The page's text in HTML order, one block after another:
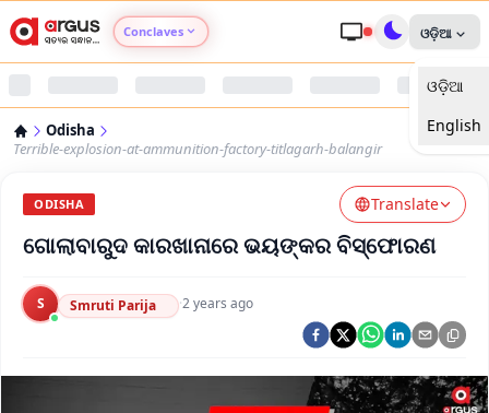
Conclaves
Argus Nari Shakti
Argus Health Connect
Argus Swaad Odisha
Argus Chalo Dekhein Apna Desh
ଓଡ଼ିଆ
ଓଡ଼ିଆ
English
Odisha
Terrible-explosion-at-ammunition-factory-titlagarh-balangir
ODISHA Translate
ଗୋଲାବାରୁଦ କାରଖାନାରେ ଭୟଙ୍କର ବିସ୍ଫୋରଣ
S Smruti Parija ·2 years ago